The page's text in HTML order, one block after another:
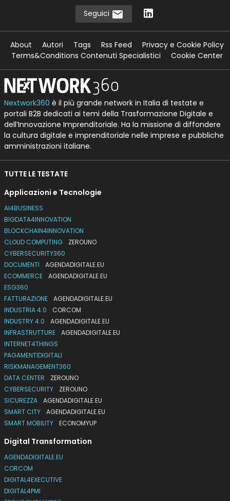
Seguici
About Autori Tags Rss Feed
Privacy e Cookie Policy
Terms&Conditions Contenuti Specialistici
Cookie Center
Nextwork360 è il più grande network in Italia di testate e
portali B2B dedicati ai temi della Trasformazione Digitale e
dell’Innovazione Imprenditoriale. Ha la missione di diffondere
la cultura digitale e imprenditoriale nelle imprese e pubbliche
amministrazioni italiane.
TUTTE LE TESTATE
Applicazioni e Tecnologie
AI4BUSINESS
BIGDATA4INNOVATION
BLOCKCHAIN4INNOVATION
CLOUD COMPUTING
ZEROUNO
CYBERSECURITY360
DOCUMENTI
AGENDADIGITALE.EU
ECOMMERCE
AGENDADIGITALE.EU
ESG360
FATTURAZIONE
AGENDADIGITALE.EU
INDUSTRIA 4.0
CORCOM
INDUSTRY 4.0
AGENDADIGITALE.EU
INFRASTRUTTURE
AGENDADIGITALE.EU
INTERNET4THINGS
PAGAMENTIDIGITALI
RISKMANAGEMENT360
DATA CENTER
ZEROUNO
CYBERSECURITY
ZEROUNO
SICUREZZA
AGENDADIGITALE.EU
SMART CITY
AGENDADIGITALE.EU
SMART MOBILITY
ECONOMYUP
Digital Transformation
AGENDADIGITALE.EU
CORCOM
DIGITAL4EXECUTIVE
DIGITAL4PMI